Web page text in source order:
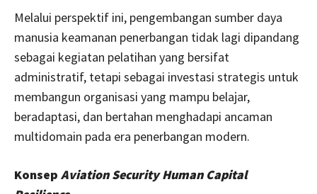
Melalui perspektif ini, pengembangan sumber daya
manusia keamanan penerbangan tidak lagi dipandang
sebagai kegiatan pelatihan yang bersifat
administratif, tetapi sebagai investasi strategis untuk
membangun organisasi yang mampu belajar,
beradaptasi, dan bertahan menghadapi ancaman
multidomain pada era penerbangan modern.
Konsep Aviation Security Human Capital